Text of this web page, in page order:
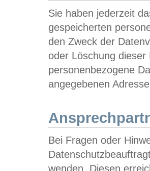
Sie haben jederzeit
gespeicherten
den Zweck der
oder Löschung
personenbezogene
angegebenen
Bei Fragen oder
wenden. Diesen